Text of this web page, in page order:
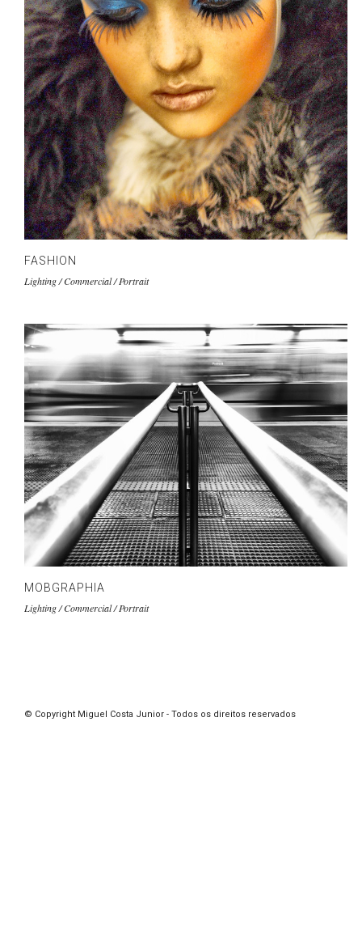
FASHION
Lighting / Commercial / Portrait
MOBGRAPHIA
Lighting / Commercial / Portrait
© Copyright Miguel Costa Junior - Todos os direitos reservados